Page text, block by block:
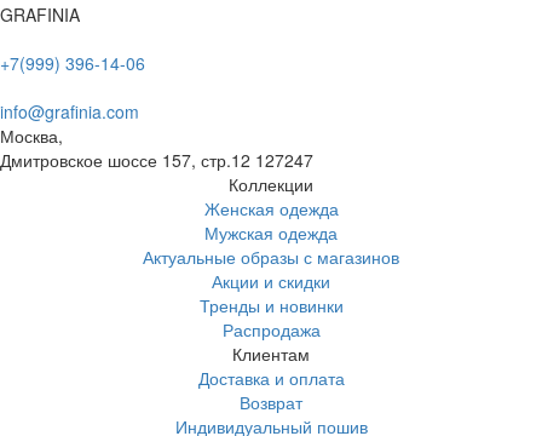
GRAFINIA
+7(999) 396-14-06
info@grafinia.com
Москва,
Дмитровское шоссе 157, стр.12 127247
Коллекции
Женская одежда
Мужская одежда
Актуальные образы с магазинов
Акции и скидки
Тренды и новинки
Распродажа
Клиентам
Доставка и оплата
Возврат
Индивидуальный пошив